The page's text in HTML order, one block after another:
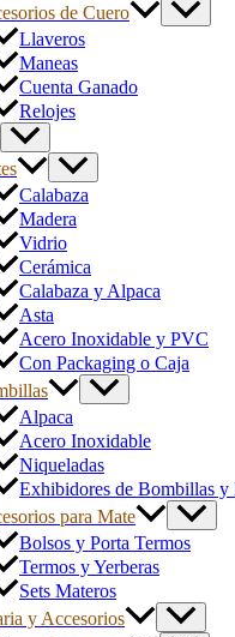
de Cuero
Llaveros
Maneas
Cuenta Ganado
Relojes
Calabaza
Madera
Vidrio
Cerámica
Calabaza y Alpaca
Asta
Acero Inoxidable y PVC
Con Packaging o Caja
Alpaca
Acero Inoxidable
Niqueladas
Exhibidores de Bombillas y
para Mate
Bolsos y Porta Termos
Termos y Yerberas
Sets Materos
y Accesorios